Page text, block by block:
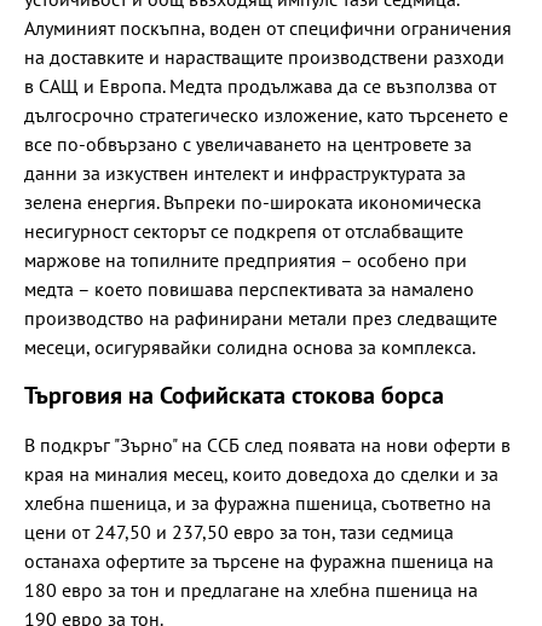
Алуминият поскъпна, воден от специфични ограничения
на доставките и нарастващите производствени разходи
в САЩ и Европа. Медта продължава да се възползва от
дългосрочно стратегическо изложение, като търсенето е
все по-обвързано с увеличаването на центровете за
данни за изкуствен интелект и инфраструктурата за
зелена енергия. Въпреки по-широката икономическа
несигурност секторът се подкрепя от отслабващите
маржове на топилните предприятия – особено при
медта – което повишава перспективата за намалено
производство на рафинирани метали през следващите
месеци, осигурявайки солидна основа за комплекса.
Търговия на Софийската стокова борса
В подкръг "Зърно" на ССБ след появата на нови оферти в
края на миналия месец, които доведоха до сделки и за
хлебна пшеница, и за фуражна пшеница, съответно на
цени от 247,50 и 237,50 евро за тон, тази седмица
останаха офертите за търсене на фуражна пшеница на
180 евро за тон и предлагане на хлебна пшеница на
190 евро за тон.